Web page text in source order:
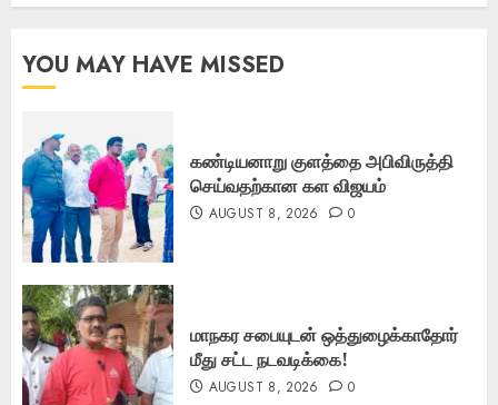
YOU MAY HAVE MISSED
கண்டியனாறு குளத்தை அபிவிருத்தி
செய்வதற்கான கள விஜயம்
AUGUST 8, 2026 0
மாநகர சபையுடன் ஒத்துழைக்காதோர்
மீது சட்ட நடவடிக்கை!
AUGUST 8, 2026 0